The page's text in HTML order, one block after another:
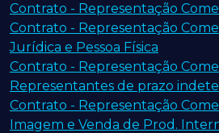
Contrato - Representação
Contrato - Representação
Jurídica e Pessoa Física
Contrato - Representação
Representantes de prazo
Contrato - Representação
Imagem e Venda de Prod.